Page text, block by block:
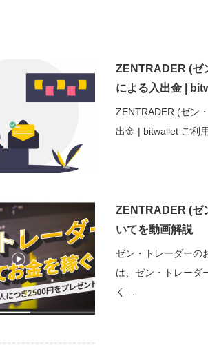
ZENTRADER (ゼ
による入出金 |
ZENTRADER (ゼン
出金 | bitwallet ご利
ZENTRADER (ゼ
いてを動画解説
ゼン・トレーダーの
は、ゼン・トレーダ
く…